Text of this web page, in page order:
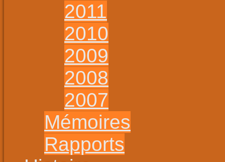
2011
2010
2009
2008
2007
Mémoires
Rapports